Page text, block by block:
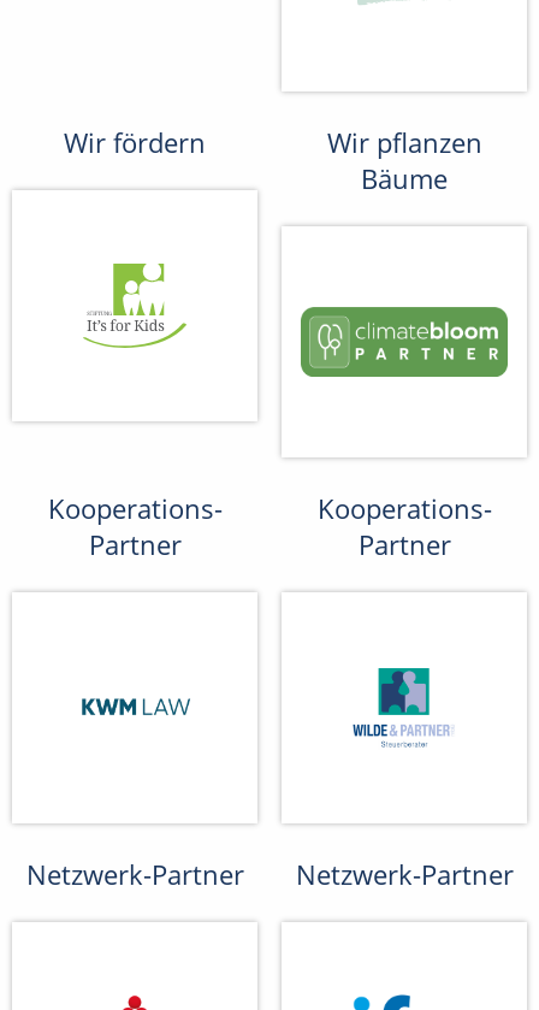
Wir fördern
Wir pflanzen
Bäume
Kooperations-
Partner
Kooperations-
Partner
Netzwerk-Partner Netzwerk-Partner